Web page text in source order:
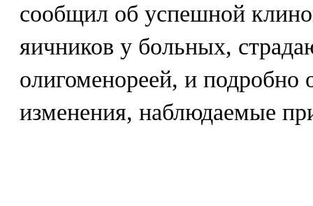
сообщил об успешной
яичников у больных,
олигоменореей, и подробно
изменения, наблюдаемые